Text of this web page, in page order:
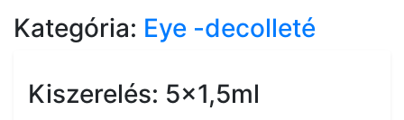
Kategória: Eye -decolleté
Kiszerelés: 5x1,5ml